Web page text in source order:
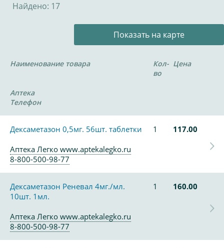
Найдено: 17
Показать на карте
Наименование товара
Кол-
во
Цена
Аптека
Телефон
Дексаметазон 0,5мг. 56шт. таблетки 1
117.00
Аптека Легко www.aptekalegko.ru
8-800-500-98-77
Дексаметазон Реневал 4мг./мл.
10шт. 1мл.
1 160.00
Аптека Легко www.aptekalegko.ru
8-800-500-98-77